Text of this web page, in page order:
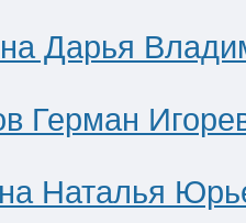
Дарья
Герман
Наталья